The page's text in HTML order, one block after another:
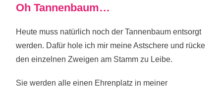
Oh Tannenbaum…
Heute muss natürlich noch der Tannenbaum entsorgt
werden. Dafür hole ich mir meine Astschere und rücke
den einzelnen Zweigen am Stamm zu Leibe.
Sie werden alle einen Ehrenplatz in meiner